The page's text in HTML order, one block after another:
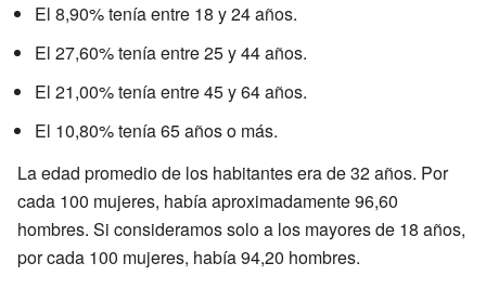
El 8,90% tenía entre 18 y 24 años.
El 27,60% tenía entre 25 y 44 años.
El 21,00% tenía entre 45 y 64 años.
El 10,80% tenía 65 años o más.
La edad promedio de los habitantes era de 32 años. Por
cada 100 mujeres, había aproximadamente 96,60
hombres. Si consideramos solo a los mayores de 18 años,
por cada 100 mujeres, había 94,20 hombres.